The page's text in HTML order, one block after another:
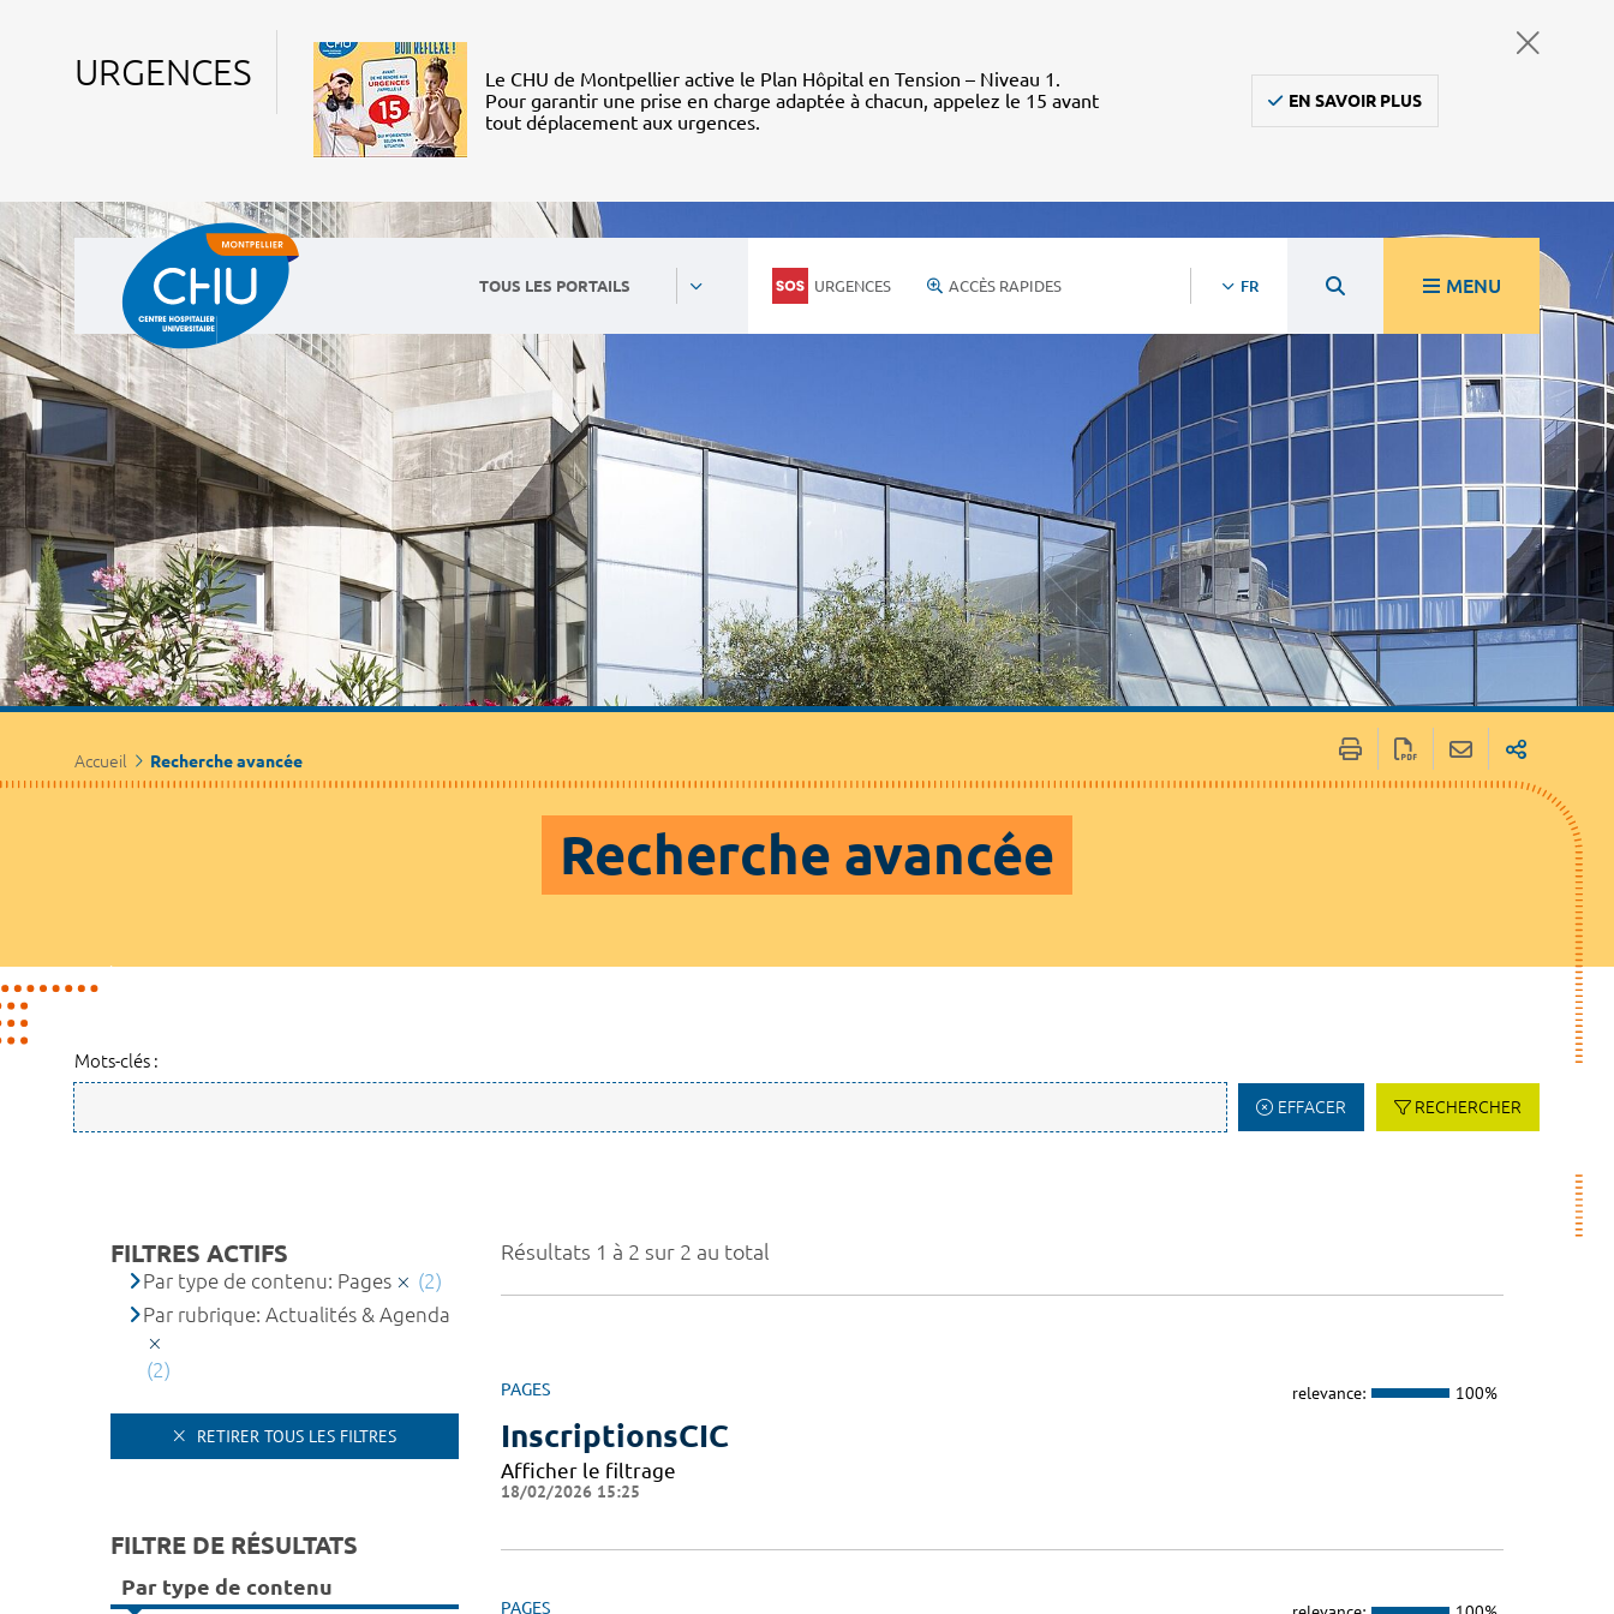
URGENCES
Le CHU de Montpellier active le Plan Hôpital en Tension – Niveau 1.
Pour garantir une prise en charge adaptée à chacun, appelez le 15 avant
tout déplacement aux urgences.
EN SAVOIR PLUS
TOUS LES PORTAILS URGENCES ACCÈS RAPIDES FR MENU
Accueil Recherche avancée
Recherche avancée
Mots-clés :
EFFACER RECHERCHER
Résultats 1 à 2 sur 2 au total
PAGES relevance: 100%
InscriptionsCIC
Afficher le filtrage
18/02/2026 15:25
PAGES
FILTRES ACTIFS
Par type de contenu: Pages
(2)
Par rubrique: Actualités & Agenda
(2)
RETIRER TOUS LES FILTRES
FILTRE DE RÉSULTATS
Par type de contenu